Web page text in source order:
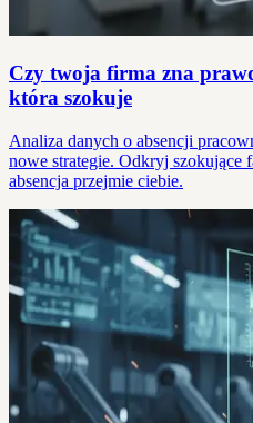
Czy twoja firma zna
która szokuje
Analiza danych o absencji
nowe strategie. Odkryj
absencja przejmie ciebie.